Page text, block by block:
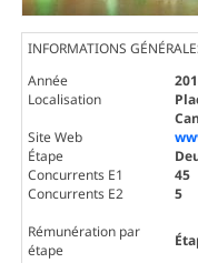
INFORMATIONS
Année
Localisation
Site Web
Étape
Concurrents E1
45
Concurrents E2
5
Rémunération par
étape